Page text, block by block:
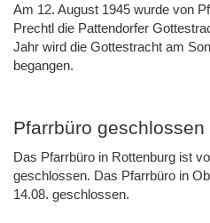
Am 12. August 1945 wurde von
Prechtl die Pattendorfer
Jahr wird die Gottestracht am
begangen.
Pfarrbüro geschlossen
Das Pfarrbüro in Rottenburg ist
geschlossen. Das Pfarrbüro in
14.08. geschlossen.